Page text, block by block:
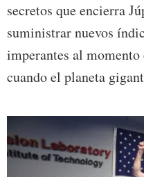
secretos que encierra
suministrar nuevos
imperantes al
cuando el planeta